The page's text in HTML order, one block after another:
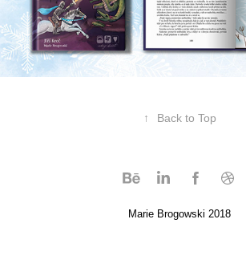
↑ Back to Top
Marie Brogowski 2018